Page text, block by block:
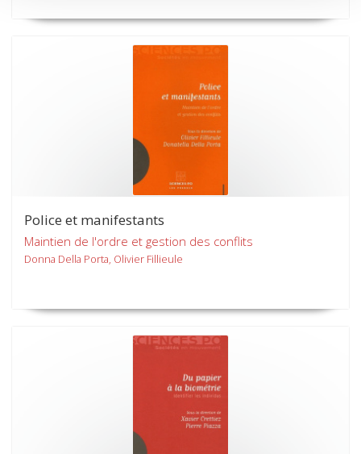
Police et manifestants
Maintien de l'ordre et gestion des conflits
Donna Della Porta, Olivier Fillieule